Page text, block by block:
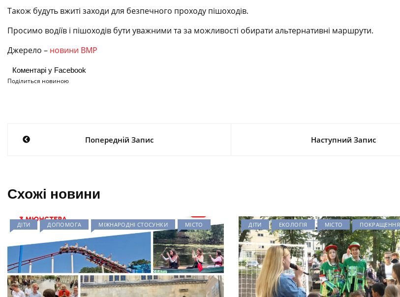
Також будуть вжиті заходи для безпечного проходу пішоходів.
Просимо водіїв і пішоходів бути уважними та за можливості обирати альтернативні маршрути.
Джерело – новини ВМР
Коментарі у Facebook
Поділиться новиною
НавігаціяПопередній Запис Наступний Запис
Схожі новини
ДІТИ ДОПОМОГА МІЖНАРОДНІ СТОСУНКИ МІСТО ДІТИ ЕКОЛОГІЯ МІСТО ПОКРАЩЕННЯ